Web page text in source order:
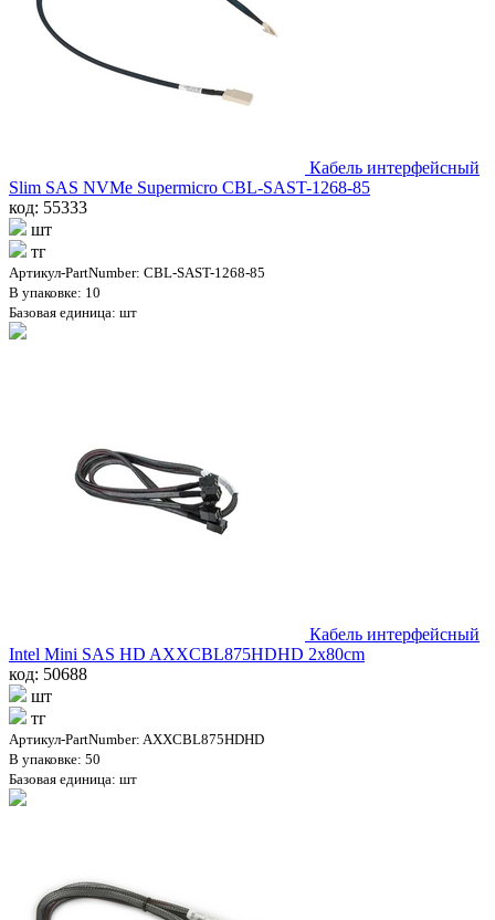
Кабель интерфейсный
Slim SAS NVMe Supermicro CBL-SAST-1268-85
код: 55333
шт
тг
Артикул-PartNumber: CBL-SAST-1268-85
В упаковке: 10
Базовая единица: шт
Кабель интерфейсный
Intel Mini SAS HD AXXCBL875HDHD 2x80cm
код: 50688
шт
тг
Артикул-PartNumber: AXXCBL875HDHD
В упаковке: 50
Базовая единица: шт